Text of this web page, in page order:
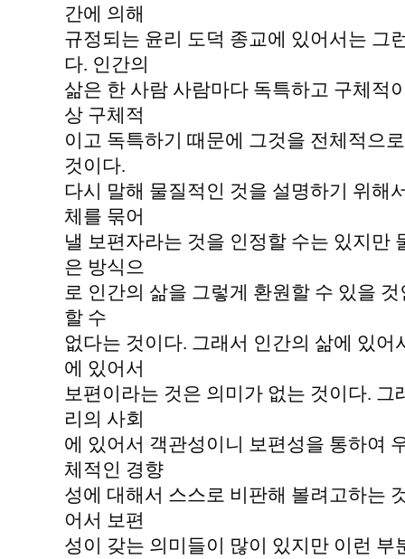
간에 의해
규정되는 윤리 도덕 종교에 있어서는 그
다. 인간의
삶은 한 사람 사람마다 독특하고 구체적
상 구체적
이고 독특하기 때문에 그것을 전체적으
것이다.
다시 말해 물질적인 것을 설명하기 위해
체를 묶어
낼 보편자라는 것을 인정할 수는 있지만
은 방식으
로 인간의 삶을 그렇게 환원할 수 있을
할 수
없다는 것이다. 그래서 인간의 삶에 있
에 있어서
보편이라는 것은 의미가 없는 것이다.
리의 사회
에 있어서 객관성이니 보편성을 통하여
체적인 경향
성에 대해서 스스로 비판해 볼려고하는
어서 보편
성이 갖는 의미들이 많이 있지만 이런